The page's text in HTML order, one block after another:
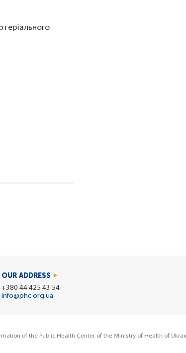
OUR ADDRESS
+380 44 425 43 54
info@phc.org.ua
of the Public Health Center of the Ministry of Health of